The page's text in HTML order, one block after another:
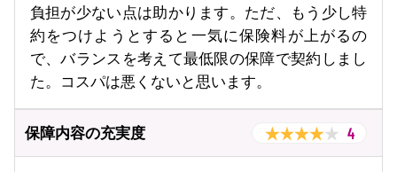
負担が少ない点は助かります。ただ、もう少し特
約をつけようとすると一気に保険料が上がるの
で、バランスを考えて最低限の保障で契約しまし
た。コスパは悪くないと思います。
保障内容の充実度 4